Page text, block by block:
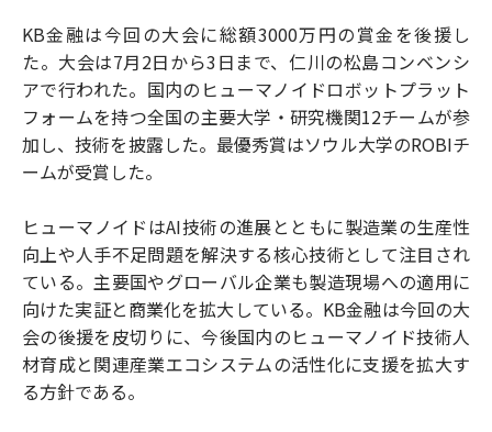
KB金融は今回の大会に総額3000万円の賞金を後援し
た。大会は7月2日から3日まで、仁川の松島コンベンシ
アで行われた。国内のヒューマノイドロボットプラット
フォームを持つ全国の主要大学・研究機関12チームが参
加し、技術を披露した。最優秀賞はソウル大学のROBIチ
ームが受賞した。
ヒューマノイドはAI技術の進展とともに製造業の生産性
向上や人手不足問題を解決する核心技術として注目され
ている。主要国やグローバル企業も製造現場への適用に
向けた実証と商業化を拡大している。KB金融は今回の大
会の後援を皮切りに、今後国内のヒューマノイド技術人
材育成と関連産業エコシステムの活性化に支援を拡大す
る方針である。